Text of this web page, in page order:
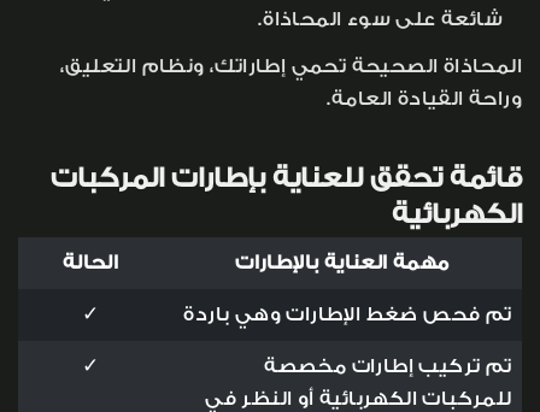
شائعة على سوء المحاذاة.
المحاذاة الصحيحة تحمي إطاراتك، ونظام التعليق،
وراحة القيادة العامة.
قائمة تحقق للعناية بإطارات المركبات
الكهربائية
مهمة العناية بالإطارات الحالة
تم فحص ضغط الإطارات وهي باردة ✓
تم تركيب إطارات مخصصة
للمركبات الكهربائية أو النظر في
✓